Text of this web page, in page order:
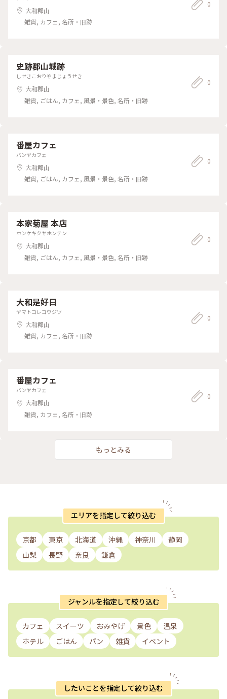
大和郡山
雑貨, カフェ, 名所・旧跡
0
史跡郡山城跡
しせきこおりやまじょうせき
大和郡山
雑貨, ごはん, カフェ, 風景・景色, 名所・旧跡
0
番屋カフェ
バンヤカフェ
大和郡山
雑貨, ごはん, カフェ, 風景・景色, 名所・旧跡
0
本家菊屋 本店
ホンケキクヤホンテン
大和郡山
雑貨, ごはん, カフェ, 風景・景色, 名所・旧跡
0
大和是好日
ヤマトコレコウジツ
大和郡山
雑貨, カフェ, 名所・旧跡
0
番屋カフェ
バンヤカフェ
大和郡山
雑貨, カフェ, 名所・旧跡
0
もっとみる
エリアを指定して絞り込む
京都 東京 北海道 沖縄 神奈川
静岡
山梨
長野 奈良 鎌倉
ジャンルを指定して絞り込む
カフェ スイーツ おみやげ 景色
温泉
ホテル
ごはん パン 雑貨 イベント
したいことを指定して絞り込む